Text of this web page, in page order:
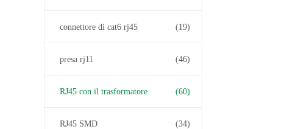
connettore di cat6 rj45 (19)
presa rj11 (46)
RJ45 con il trasformatore (60)
RJ45 SMD (34)